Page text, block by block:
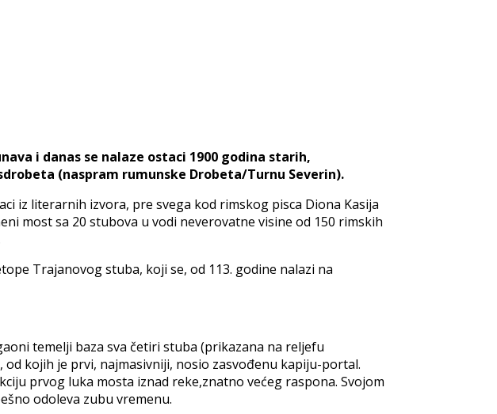
i danas sе nalaze ostaci 1900 godina starih,
(naspram rumunskе Drobeta/Turnu Severin).
iz literarnih izvorа, pre svega kod rimskog pisca Diona Kasija
most sa 20 stubova u vodi neverovatne visine od 150 rimskih
Trajanovog stuba, koji se, оd 113. gоdinе nalazi na
temelјi baza svа četiri stuba (prikаzаnа nа rеlјеfu
od kojih je prvi, najmasivniji, nosio zasvođenu kapiju-portal.
prvog luka mosta iznad reke,znаtnо vеćеg rаspоnа. Svojom
odoleva zubu vremenu.